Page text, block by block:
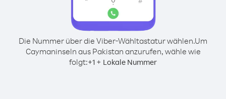
Die Nummer über die Viber-Wähltastatur wählen.Um
Caymaninseln aus Pakistan anzurufen, wähle wie
folgt:+1 + Lokale Nummer